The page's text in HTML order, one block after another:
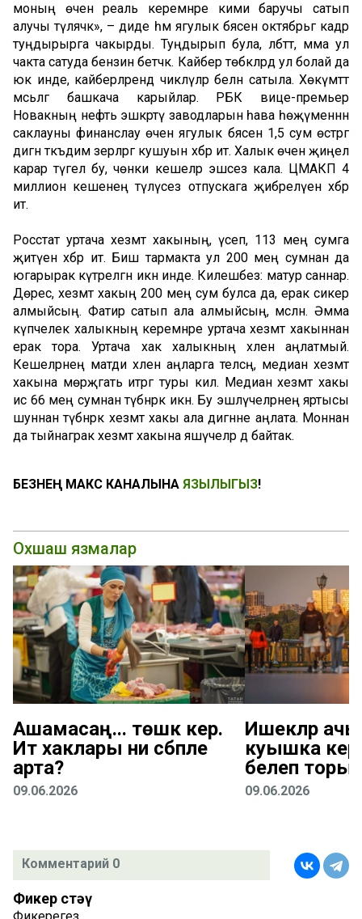
моның өчен реаль керемнәре кими баручы сатып
алучы түләячәк», – диде һәм ягулык бәясен октябрьгә кадәр
туңдырырга чакырды. Туңдырып була, әлбәттә, әмма ул
чакта сатуда бензин бетәчәк. Кайбер төбәкләрдә ул болай да
юк инде, кайберләрендә чикләүләр белән сатыла. Хөкүмәттә
мәсьәләгә башкача карыйлар. РБК вице-премьер
Новакның нефть эшкәртү заводларын һава һөҗүменнән
саклауны финанслау өчен ягулык бәясенә 1,5 сум өстәргә
дигән тәкъдим әзерләргә кушуын хәбәр итә. Халык өчен җиңел
карар түгел бу, чөнки кешеләр эшсез кала. ЦМАКП 4
миллион кешенең түләүсез отпускага җибәрелүен хәбәр
итә.
Росстат уртача хезмәт хакының, үсеп, 113 мең сумга
җитүен хәбәр итә. Биш тармакта ул 200 мең сумнан да
югарырак күтәрелгән икән инде. Килешәбез: матур саннар.
Дөрес, хезмәт хакың 200 мең сум булса да, ерак сикерә
алмыйсың. Фатир сатып ала алмыйсың, мәсәлән. Әмма
күпчелек халыкның керемнәре уртача хезмәт хакыннан
ерак тора. Уртача хак халыкның хәлен аңлатмый.
Кешеләрнең матди хәлен аңларга теләсәң, медиан хезмәт
хакына мөрәҗәгать итәргә туры килә. Медиан хезмәт хакы
исә 66 мең сумнан түбәнрәк икән. Бу эшләүчеләрнең яртысы
шуннан түбәнрәк хезмәт хакы ала дигәнне аңлата. Моннан
да тыйнаграк хезмәт хакына яшәүчеләр дә байтак.
БЕЗНЕҢ МАКС КАНАЛЫНА ЯЗЫЛЫГЫЗ!
Охшаш язмалар
Ашамасаң... төшкә керә.
Ит хаклары ни сәбәпле
арта?
09.06.2026
Ишекләр
куышка
белеп
09.06.2026
Комментарий 0
Фикер өстәү
Фикерегез